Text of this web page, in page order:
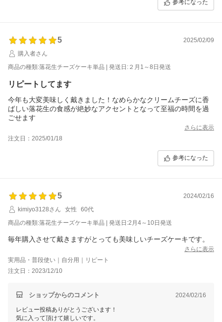
参考になった
5
2025/02/09
購入者さん
商品の種類:落花生チーズケーキ単品 | 発送日:２月1～8日発送
リピートしてます
今年も大変美味しく戴きました！なめらかなクリームチーズに香
ばしい落花生の食感が絶妙なアクセントとなって至福の時間を過
ごせます
さらに表示
注文日：2025/01/18
参考になった
5
2024/02/16
kimiyo3128さん
女性
60代
商品の種類:落花生チーズケーキ単品 | 発送日:2月4～10日発送
毎年購入させて戴きますがとっても美味しいチーズケーキです。
さらに表示
実用品・普段使い｜自分用｜リピート
注文日：2023/12/10
ショップからのコメント 2024/02/16
レビュー投稿ありがとうございます！
気に入って頂けて嬉しいです。